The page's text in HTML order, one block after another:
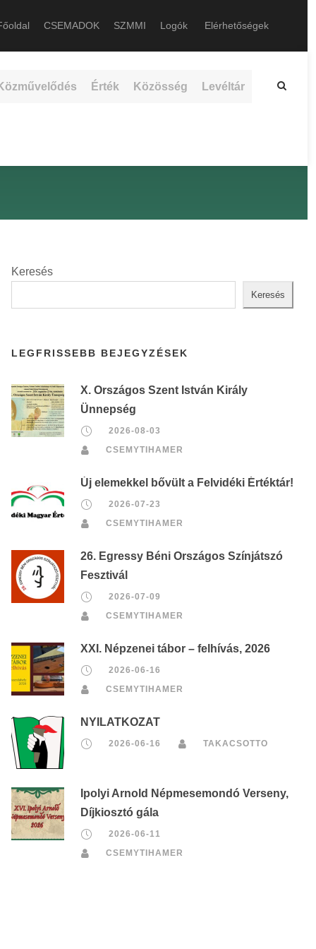
CSEMADOK SZMMI Logók Elérhetőségek
Érték Közösség Levéltár
Keresés
Keresés
LEGFRISSEBB BEJEGYZÉSEK
X. Országos Szent István Király
Ünnepség
2026-08-03
CSEMYTIHAMER
Új elemekkel bővült a Felvidéki Értéktár!
2026-07-23
CSEMYTIHAMER
26. Egressy Béni Országos Színjátszó
Fesztivál
2026-07-09
CSEMYTIHAMER
XXI. Népzenei tábor – felhívás, 2026
2026-06-16
CSEMYTIHAMER
NYILATKOZAT
2026-06-16 TAKACSOTTO
Ipolyi Arnold Népmesemondó Verseny,
Díjkiosztó gála
2026-06-11
CSEMYTIHAMER